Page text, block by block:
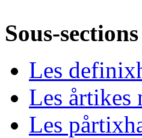
Sous-sections
Les
Les årtikes
Les